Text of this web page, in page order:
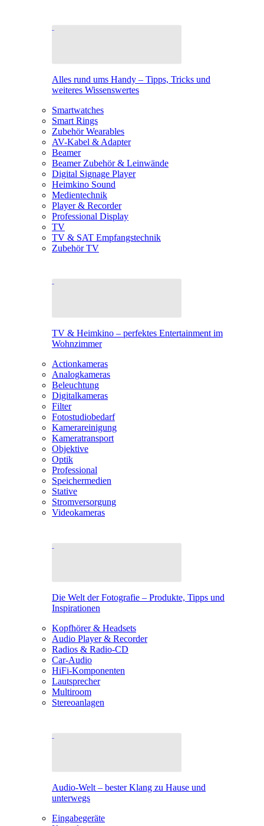
Alles rund ums Handy – Tipps, Tricks und
weiteres Wissenswertes
Smartwatches
Smart Rings
Zubehör Wearables
AV-Kabel & Adapter
Beamer
Beamer Zubehör & Leinwände
Digital Signage Player
Heimkino Sound
Medientechnik
Player & Recorder
Professional Display
TV
TV & SAT Empfangstechnik
Zubehör TV
TV & Heimkino – perfektes Entertainment im
Wohnzimmer
Actionkameras
Analogkameras
Beleuchtung
Digitalkameras
Filter
Fotostudiobedarf
Kamerareinigung
Kameratransport
Objektive
Optik
Professional
Speichermedien
Stative
Stromversorgung
Videokameras
Die Welt der Fotografie – Produkte, Tipps und
Inspirationen
Kopfhörer & Headsets
Audio Player & Recorder
Radios & Radio-CD
Car-Audio
HiFi-Komponenten
Lautsprecher
Multiroom
Stereoanlagen
Audio-Welt – bester Klang zu Hause und
unterwegs
Eingabegeräte